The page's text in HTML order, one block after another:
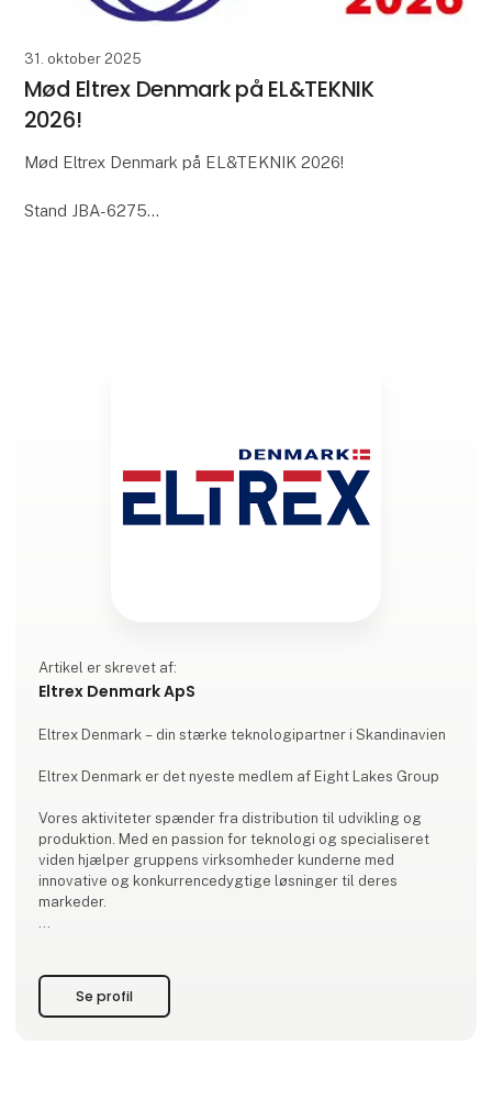
31. oktober 2025
Mød Eltrex Denmark på EL&TEKNIK
2026!
Mød Eltrex Denmark på EL&TEKNIK 2026!
Stand JBA-6275
Artikel er skrevet af:
Eltrex Denmark ApS
Eltrex Denmark – din stærke teknologipartner i Skandinavien
Eltrex Denmark er det nyeste medlem af Eight Lakes Group
Vores aktiviteter spænder fra distribution til udvikling og
produktion. Med en passion for teknologi og specialiseret
viden hjælper gruppens virksomheder kunderne med
innovative og konkurrencedygtige løsninger til deres
markeder.
dedikerede partner inden for alle typer strømforsyninger,
stikforbindelser, kabelsamlinger og displayløsninger i hele
Se profil